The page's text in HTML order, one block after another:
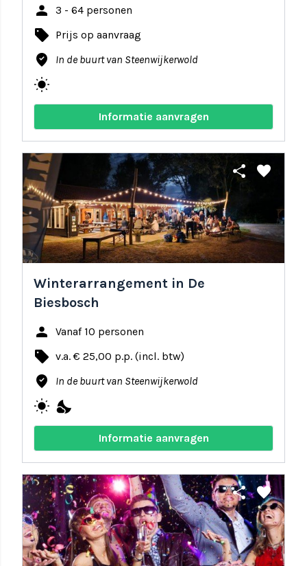
person 3 - 64 personen
local_offer Prijs op aanvraag
where_to_vote In de buurt van Steenwijkerwold
wb_sunny
Informatie aanvragen
share favorite
Winterarrangement in De
Biesbosch
person Vanaf 10 personen
local_offer v.a. € 25,00 p.p. (incl. btw)
where_to_vote In de buurt van Steenwijkerwold
wb_sunny nights_stay
Informatie aanvragen
share favorite